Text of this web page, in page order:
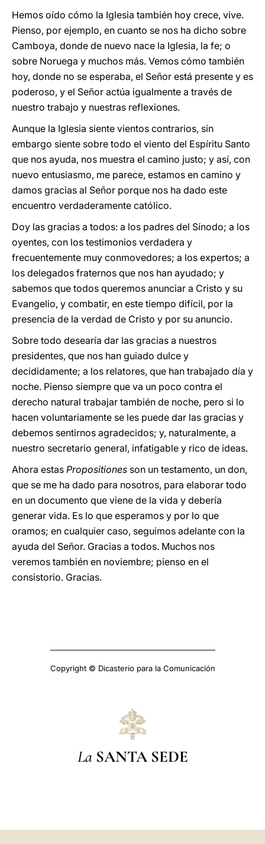
Hemos oído cómo la Iglesia también hoy crece, vive.
Pienso, por ejemplo, en cuanto se nos ha dicho sobre
Camboya, donde de nuevo nace la Iglesia, la fe; o
sobre Noruega y muchos más. Vemos cómo también
hoy, donde no se esperaba, el Señor está presente y es
poderoso, y el Señor actúa igualmente a través de
nuestro trabajo y nuestras reflexiones.
Aunque la Iglesia siente vientos contrarios, sin
embargo siente sobre todo el viento del Espíritu Santo
que nos ayuda, nos muestra el camino justo; y así, con
nuevo entusiasmo, me parece, estamos en camino y
damos gracias al Señor porque nos ha dado este
encuentro verdaderamente católico.
Doy las gracias a todos: a los padres del Sínodo; a los
oyentes, con los testimonios verdadera y
frecuentemente muy conmovedores; a los expertos; a
los delegados fraternos que nos han ayudado; y
sabemos que todos queremos anunciar a Cristo y su
Evangelio, y combatir, en este tiempo difícil, por la
presencia de la verdad de Cristo y por su anuncio.
Sobre todo desearía dar las gracias a nuestros
presidentes, que nos han guiado dulce y
decididamente; a los relatores, que han trabajado día y
noche. Pienso siempre que va un poco contra el
derecho natural trabajar también de noche, pero si lo
hacen voluntariamente se les puede dar las gracias y
debemos sentirnos agradecidos; y, naturalmente, a
nuestro secretario general, infatigable y rico de ideas.
Ahora estas Propositiones son un testamento, un don,
que se me ha dado para nosotros, para elaborar todo
en un documento que viene de la vida y debería
generar vida. Es lo que esperamos y por lo que
oramos; en cualquier caso, seguimos adelante con la
ayuda del Señor. Gracias a todos. Muchos nos
veremos también en noviembre; pienso en el
consistorio. Gracias.
Copyright © Dicasterio para la Comunicación
La SANTA SEDE